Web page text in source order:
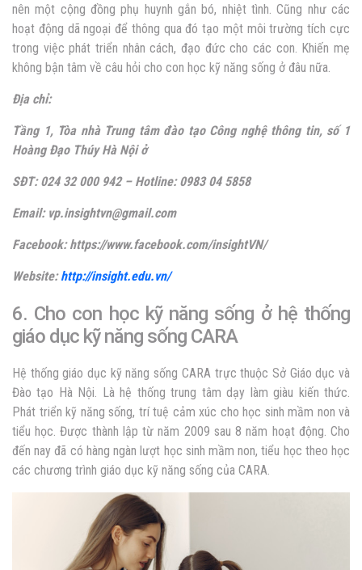
nên một cộng đồng phụ huynh gắn bó, nhiệt tình. Cũng như các
hoạt động dã ngoại để thông qua đó tạo một môi trường tích cực
trong việc phát triển nhân cách, đạo đức cho các con. Khiến mẹ
không bận tâm về câu hỏi cho con học kỹ năng sống ở đâu nữa.
Địa chỉ:
Tầng 1, Tòa nhà Trung tâm đào tạo Công nghệ thông tin, số 1
Hoàng Đạo Thúy Hà Nội ở
SĐT: 024 32 000 942 – Hotline: 0983 04 5858
Email: vp.insightvn@gmail.com
Facebook: https://www.facebook.com/insightVN/
Website:http://insight.edu.vn/
6. Cho con học kỹ năng sống ở hệ thống
giáo dục kỹ năng sống CARA
Hệ thống giáo dục kỹ năng sống CARA trực thuộc Sở Giáo dục và
Đào tạo Hà Nội. Là hệ thống trung tâm dạy làm giàu kiến thức.
Phát triển kỹ năng sống, trí tuệ cảm xúc cho học sinh mầm non và
tiểu học. Được thành lập từ năm 2009 sau 8 năm hoạt động. Cho
đến nay đã có hàng ngàn lượt học sinh mầm non, tiểu học theo học
các chương trình giáo dục kỹ năng sống của CARA.